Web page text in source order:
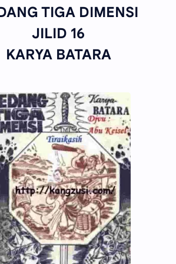
TIGA DIMENSI
JILID 16
KARYA BATARA